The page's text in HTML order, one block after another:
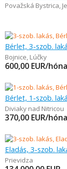
Považská Bystrica,
Bérlet, 3-szob.
Bojnice, Lúčky
600,00 EUR/
Bérlet, 1-szob.
Diviaky nad Nitricou
370,00 EUR/
Eladás, 3-szob.
Prievidza